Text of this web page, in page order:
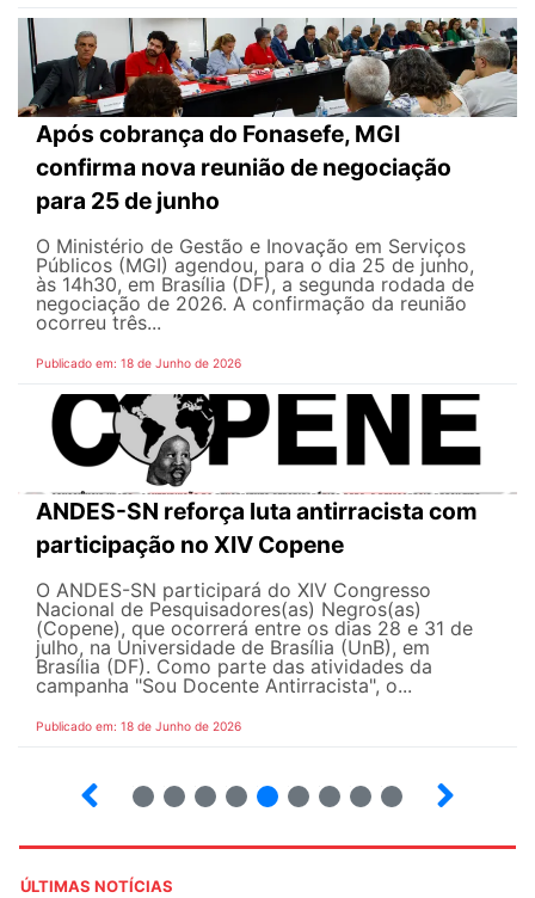
Após cobrança do Fonasefe, MGI
confirma nova reunião de negociação
para 25 de junho
O Ministério de Gestão e Inovação em Serviços
Públicos (MGI) agendou, para o dia 25 de junho,
às 14h30, em Brasília (DF), a segunda rodada de
negociação de 2026. A confirmação da reunião
ocorreu três...
Publicado em: 18 de Junho de 2026
ANDES-SN reforça luta antirracista com
participação no XIV Copene
O ANDES-SN participará do XIV Congresso
Nacional de Pesquisadores(as) Negros(as)
(Copene), que ocorrerá entre os dias 28 e 31 de
julho, na Universidade de Brasília (UnB), em
Brasília (DF). Como parte das atividades da
campanha "Sou Docente Antirracista", o...
Publicado em: 18 de Junho de 2026
ÚLTIMAS NOTÍCIAS